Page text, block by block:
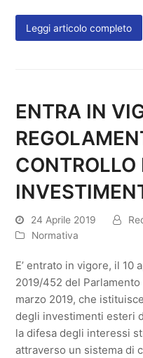
Leggi articolo completo
ENTRA IN
CONTROLLO
24 Aprile 2019
Normativa
E’ entrato in vigore, il 10
2019/452 del
marzo 2019, che
degli investimenti esteri
la difesa degli interessi
attraverso un sistema di